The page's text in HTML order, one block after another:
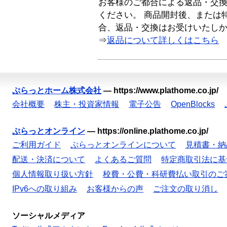
お客様のご都合による返品・交
ください。 商品開封後、または
合、返品・交換はお受けいたし
⇒返品について詳しくはこちら
ぷらっとホーム株式会社 — https://www.plathome.co.jp/
会社概要
株主・投資家情報 電子公告 OpenBlocks
ぷらっとオンライン — https://online.plathome.co.jp/
ご利用ガイド
ぷらっとオンラインについて
見積書・
配送・決済について
よくあるご質問
特定商取引法に
個人情報取り扱い方針
校費・公費・科研費払い取引のご
IPv6への取り組み
お客様からの声 ご注文の取り消し
ソーシャルメディア